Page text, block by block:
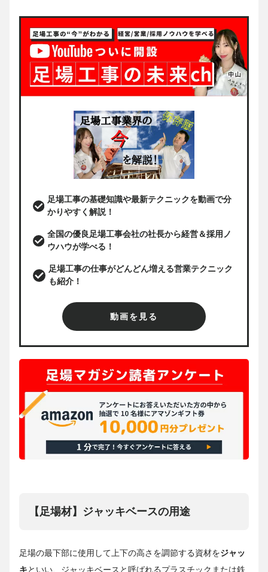
足場工事の基礎知識や最新テクニックを動画で分
かりやすく解説！
全国の優良足場工事会社の社長から経営＆採用ノ
ウハウが学べる！
足場工事の仕事がどんどん増える営業テクニック
も紹介！
動画を見る
【足場材】ジャッキベースの用途
足場の最下部に使用して上下の高さを調節する資材をジャッ
キといい、ジャッキベースと呼ばれるプラスチックまたは鉄